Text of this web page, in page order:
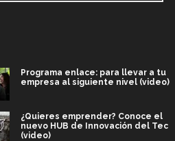
Programa enlace: para llevar a tu
empresa al siguiente nivel (video)
¿Quieres emprender? Conoce el
nuevo HUB de Innovación del Tec
(video)